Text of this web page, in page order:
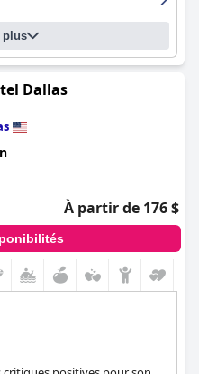
plus
Dallas
À partir de 176 $